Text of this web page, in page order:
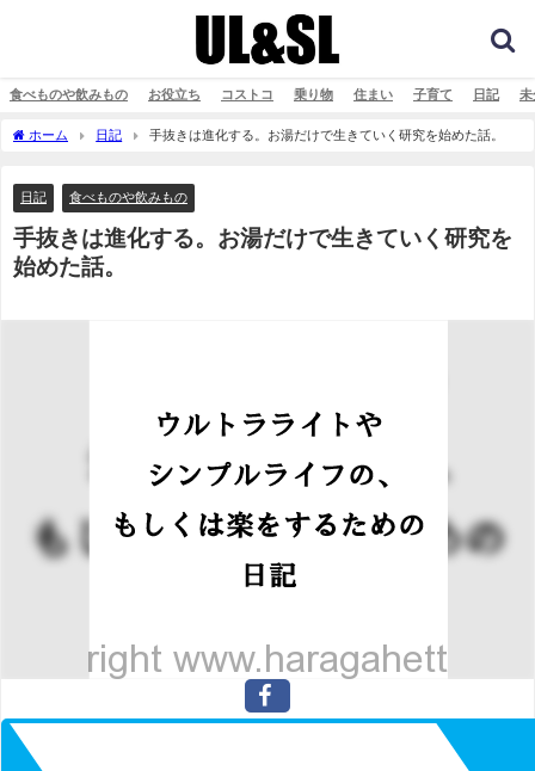
食べものや飲みもの お役立ち コストコ 乗り物 住まい 子育て 日記 未
ホーム 日記 手抜きは進化する。お湯だけで生きていく研究を始めた話。
日記 食べものや飲みもの
手抜きは進化する。お湯だけで生きていく研究を
始めた話。